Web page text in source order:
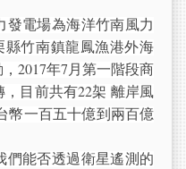
發電場為海洋竹南風力
縣竹南鎮龍鳳漁港外海
2017年7月第一階段商
，目前共有22架 離岸風
幣一百五十億到兩百億
們能否透過衛星遙測的